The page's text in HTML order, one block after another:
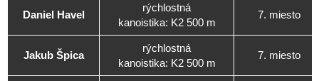
Daniel Havel
rýchlostná
kanoistika: K2 500 m
7. miesto
Jakub Špica
rýchlostná
kanoistika: K2 500 m
7. miesto